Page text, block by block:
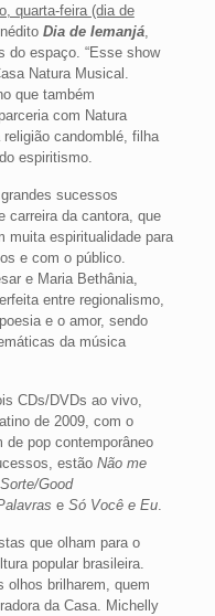
quarta-feira (dia de
Dia de Iemanjá,
do espaço. “Esse show
Natura Musical.
que também
com Natura
candomblé, filha
espiritismo.
sucessos
carreira da cantora, que
muita espiritualidade para
e com o público.
e Maria Bethânia,
entre regionalismo,
e o amor, sendo
da música
CDs/DVDs ao vivo,
de 2009, com o
pop contemporâneo
estão Não me
Good
e Só Você e Eu.
que olham para o
popular brasileira.
olhos brilharem, quem
da Casa. Michelly